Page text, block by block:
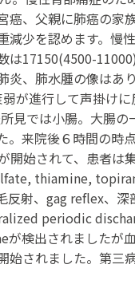
癌、父親に肺癌の
少を認めます。
は17150(4500-
、肺水腫の像は
が進行して声掛け
見では小腸。大腸
来院後６時間の時
始されて、患者
thiamine,
反射、gag reflex、
periodic
が検出されました
されました。第三